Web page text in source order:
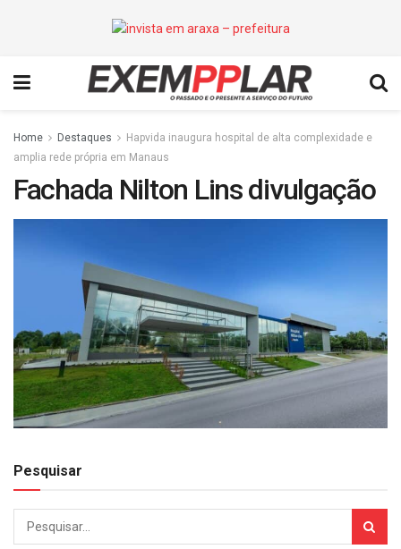
Home Destaques
Hapvida inaugura hospital de alta complexidade e
amplia rede própria em Manaus
Fachada Nilton Lins divulgação
Pesquisar